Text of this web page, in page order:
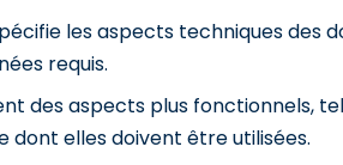
les aspects techniques des
requis.
des aspects plus fonctionnels,
dont elles doivent être utilisées.